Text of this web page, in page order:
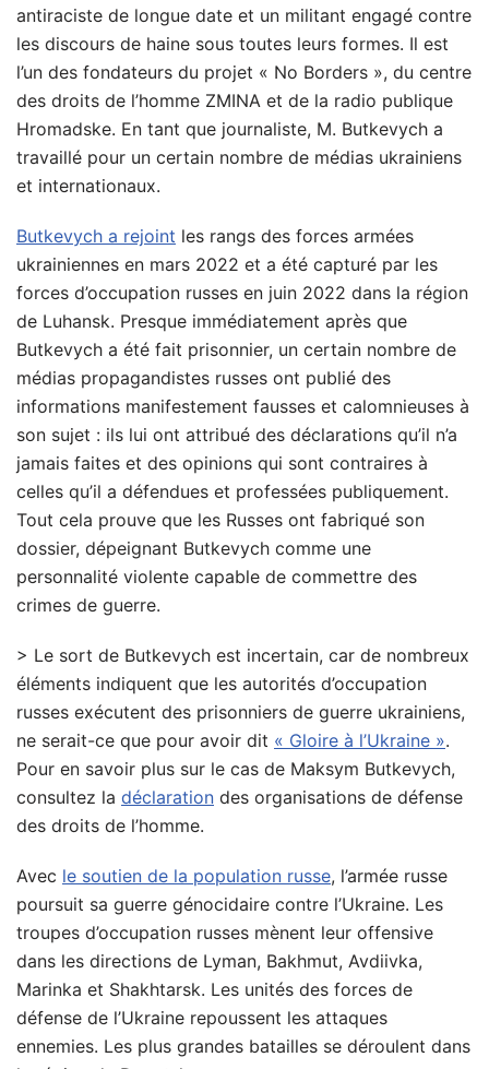
antiraciste de longue date et un militant engagé contre
les discours de haine sous toutes leurs formes. Il est
l’un des fondateurs du projet « No Borders », du centre
des droits de l’homme ZMINA et de la radio publique
Hromadske. En tant que journaliste, M. Butkevych a
travaillé pour un certain nombre de médias ukrainiens
et internationaux.
Butkevych a rejoint les rangs des forces armées
ukrainiennes en mars 2022 et a été capturé par les
forces d’occupation russes en juin 2022 dans la région
de Luhansk. Presque immédiatement après que
Butkevych a été fait prisonnier, un certain nombre de
médias propagandistes russes ont publié des
informations manifestement fausses et calomnieuses à
son sujet : ils lui ont attribué des déclarations qu’il n’a
jamais faites et des opinions qui sont contraires à
celles qu’il a défendues et professées publiquement.
Tout cela prouve que les Russes ont fabriqué son
dossier, dépeignant Butkevych comme une
personnalité violente capable de commettre des
crimes de guerre.
> Le sort de Butkevych est incertain, car de nombreux
éléments indiquent que les autorités d’occupation
russes exécutent des prisonniers de guerre ukrainiens,
ne serait-ce que pour avoir dit « Gloire à l’Ukraine ».
Pour en savoir plus sur le cas de Maksym Butkevych,
consultez la déclaration des organisations de défense
des droits de l’homme.
Avec le soutien de la population russe, l’armée russe
poursuit sa guerre génocidaire contre l’Ukraine. Les
troupes d’occupation russes mènent leur offensive
dans les directions de Lyman, Bakhmut, Avdiivka,
Marinka et Shakhtarsk. Les unités des forces de
défense de l’Ukraine repoussent les attaques
ennemies. Les plus grandes batailles se déroulent dans